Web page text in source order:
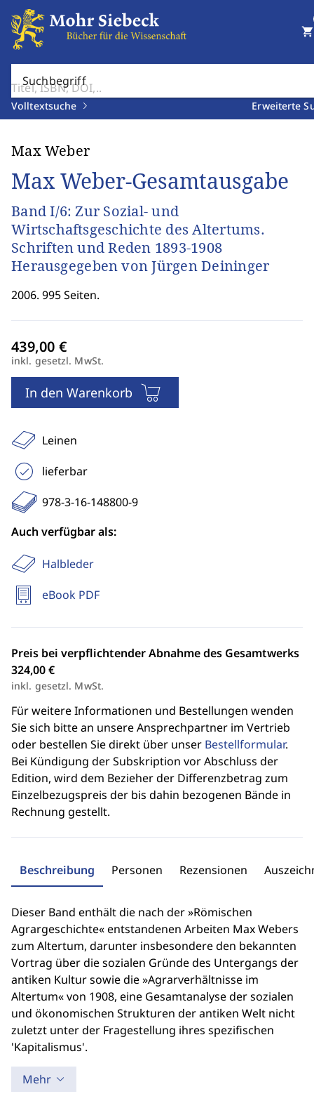
Suchbegriff
Volltextsuche Erweiterte
shopping_cart
Max Weber
Max Weber-Gesamtausgabe
Band I/6: Zur Sozial- und
Wirtschaftsgeschichte des Altertums.
Schriften und Reden 1893-1908
Herausgegeben von Jürgen Deininger
2006. 995 Seiten.
inkl. gesetzl. MwSt.
In den Warenkorb
Leinen
lieferbar
978-3-16-148800-9
Auch verfügbar als:
Halbleder
eBook PDF
Preis bei verpflichtender Abnahme des Gesamtwerks
324,00 €
inkl. gesetzl. MwSt.
Für weitere Informationen und Bestellungen wenden
Sie sich bitte an unsere Ansprechpartner im Vertrieb
oder bestellen Sie direkt über unser Bestellformular.
Bei Kündigung der Subskription vor Abschluss der
Edition, wird dem Bezieher der Differenzbetrag zum
Einzelbezugspreis der bis dahin bezogenen Bände in
Rechnung gestellt.
Beschreibung Personen Rezensionen
Dieser Band enthält die nach der »Römischen
Agrargeschichte« entstandenen Arbeiten Max Webers
zum Altertum, darunter insbesondere den bekannten
Vortrag über die sozialen Gründe des Untergangs der
antiken Kultur sowie die »Agrarverhältnisse im
Altertum« von 1908, eine Gesamtanalyse der sozialen
und ökonomischen Strukturen der antiken Welt nicht
zuletzt unter der Fragestellung ihres spezifischen
'Kapitalismus'.
Mehr